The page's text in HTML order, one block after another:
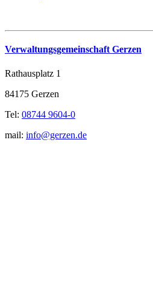
Verwaltungsgemeinschaft Gerzen
Rathausplatz 1
84175 Gerzen
Tel: 08744 9604-0
mail: info@gerzen.de